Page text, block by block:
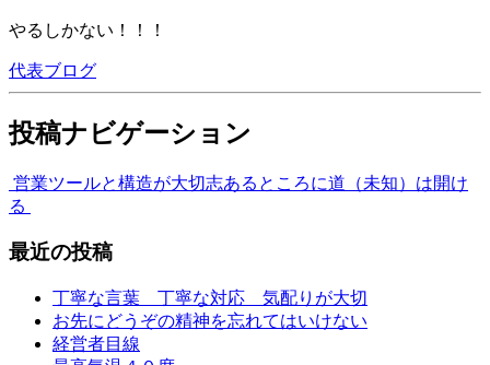
やるしかない！！！
代表ブログ
投稿ナビゲーション
営業ツールと構造が大切志あるところに道（未知）は開け
る
最近の投稿
丁寧な言葉 丁寧な対応 気配りが大切
お先にどうぞの精神を忘れてはいけない
経営者目線